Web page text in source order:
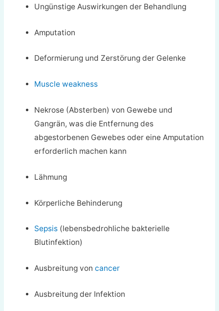
Ungünstige Auswirkungen der Behandlung
Amputation
Deformierung und Zerstörung der Gelenke
Muscle weakness
Nekrose (Absterben) von Gewebe und
Gangrän, was die Entfernung des
abgestorbenen Gewebes oder eine Amputation
erforderlich machen kann
Lähmung
Körperliche Behinderung
Sepsis (lebensbedrohliche bakterielle
Blutinfektion)
Ausbreitung voncancer
Ausbreitung der Infektion